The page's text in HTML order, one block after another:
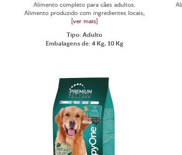
Alimento completo para cães adultos.
Alimento produzido com ingredientes locais,
[ver mais]
Tipo: Adulto
Embalagens de: 4 Kg, 10 Kg